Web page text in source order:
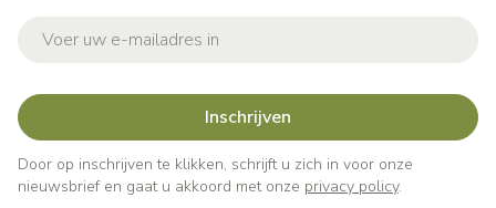
Inschrijven
Door op inschrijven te klikken, schrijft u zich in voor onze
nieuwsbrief en gaat u akkoord met onze privacy policy.